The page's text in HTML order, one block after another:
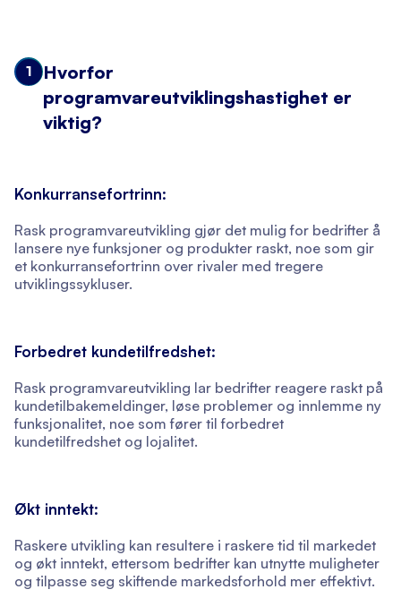
1
Hvorfor
programvareutviklingshastighet er
viktig?
Konkurransefortrinn:
Rask programvareutvikling gjør det mulig for bedrifter å
lansere nye funksjoner og produkter raskt, noe som gir
et konkurransefortrinn over rivaler med tregere
utviklingssykluser.
Forbedret kundetilfredshet:
Rask programvareutvikling lar bedrifter reagere raskt på
kundetilbakemeldinger, løse problemer og innlemme ny
funksjonalitet, noe som fører til forbedret
kundetilfredshet og lojalitet.
Økt inntekt:
Raskere utvikling kan resultere i raskere tid til markedet
og økt inntekt, ettersom bedrifter kan utnytte muligheter
og tilpasse seg skiftende markedsforhold mer effektivt.